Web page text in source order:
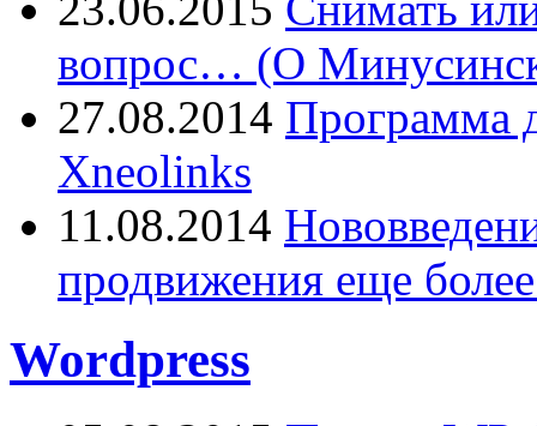
вопрос… (О
27.08.2014 Программа
Xneolinks
11.08.2014
продвижения еще
Wordpress